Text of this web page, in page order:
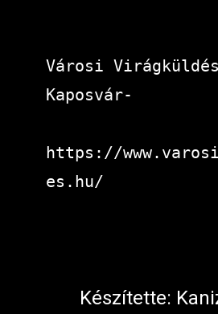
Városi Virágküldés
Kaposvár-
https://
es.hu/
Készítette: